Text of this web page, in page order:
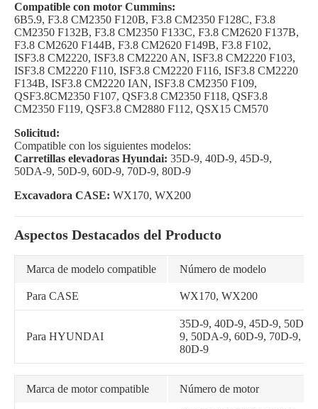
Compatible con motor Cummins:
6B5.9, F3.8 CM2350 F120B, F3.8 CM2350 F128C, F3.8
CM2350 F132B, F3.8 CM2350 F133C, F3.8 CM2620 F137B,
F3.8 CM2620 F144B, F3.8 CM2620 F149B, F3.8 F102,
ISF3.8 CM2220, ISF3.8 CM2220 AN, ISF3.8 CM2220 F103,
ISF3.8 CM2220 F110, ISF3.8 CM2220 F116, ISF3.8 CM2220
F134B, ISF3.8 CM2220 IAN, ISF3.8 CM2350 F109,
QSF3.8CM2350 F107, QSF3.8 CM2350 F118, QSF3.8
CM2350 F119, QSF3.8 CM2880 F112, QSX15 CM570
Solicitud:
Compatible con los siguientes modelos:
Carretillas elevadoras Hyundai: 35D-9, 40D-9, 45D-9,
50DA-9, 50D-9, 60D-9, 70D-9, 80D-9
Excavadora CASE: WX170, WX200
Aspectos Destacados del Producto
Marca de modelo compatible Número de modelo
Para CASE WX170, WX200
Para HYUNDAI
35D-9, 40D-9, 45D-9, 50D-
9, 50DA-9, 60D-9, 70D-9,
80D-9
Marca de motor compatible Número de motor